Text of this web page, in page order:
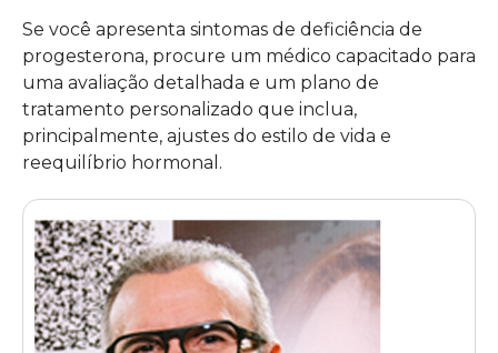
Se você apresenta sintomas de deficiência de
progesterona, procure um médico capacitado para
uma avaliação detalhada e um plano de
tratamento personalizado que inclua,
principalmente, ajustes do estilo de vida e
reequilíbrio hormonal.